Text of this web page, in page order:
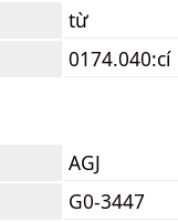
từ
0174.040:cí
AGJ
G0-3447